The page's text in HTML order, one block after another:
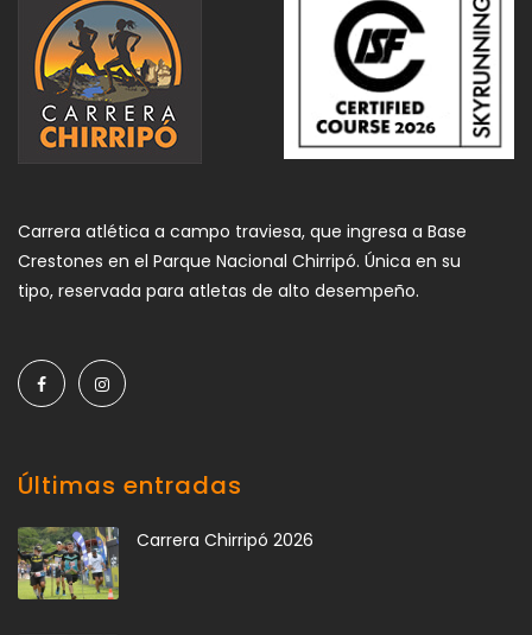
Carrera atlética a campo traviesa, que ingresa a Base
Crestones en el Parque Nacional Chirripó. Única en su
tipo, reservada para atletas de alto desempeño.
Últimas entradas
Carrera Chirripó 2026